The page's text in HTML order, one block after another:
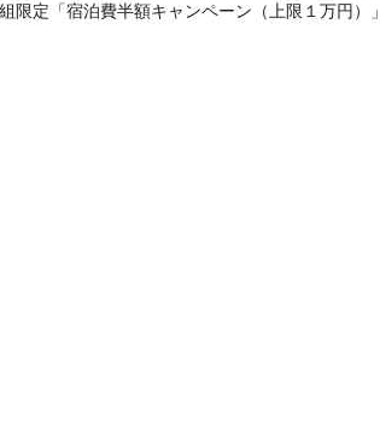
限定「宿泊費半額キャンペーン（上限１万円）」